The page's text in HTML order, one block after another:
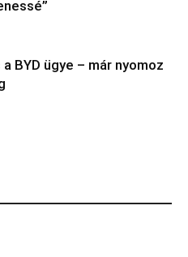
BYD ügye – már nyomoz